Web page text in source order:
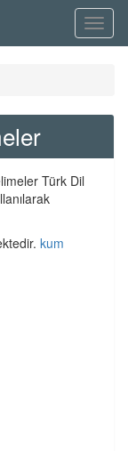
Menü
Türk Dil
kum